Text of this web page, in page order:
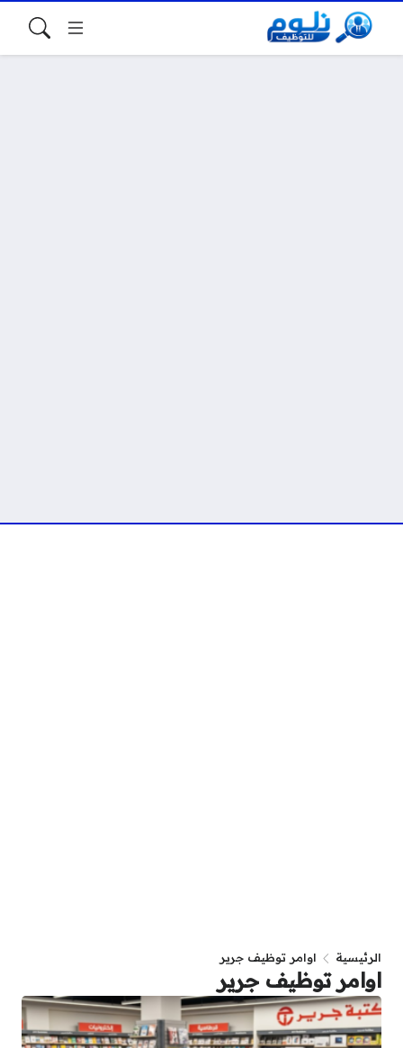
الرئيسية اوامر توظيف جرير
اوامر توظيف جرير